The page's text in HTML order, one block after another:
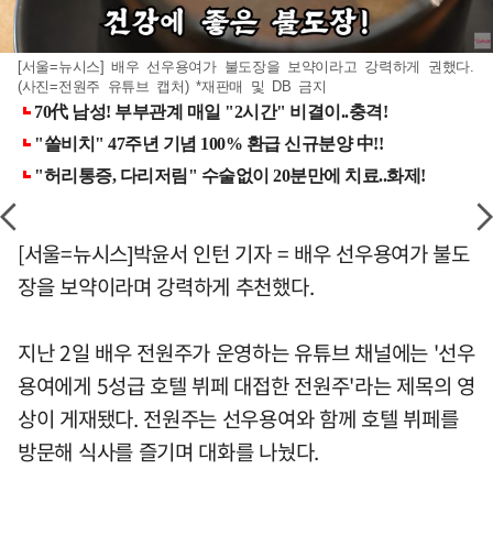
[서울=뉴시스] 배우 선우용여가 불도장을 보약이라고 강력하게 권했다.
(사진=전원주 유튜브 캡처) *재판매 및 DB 금지
[서울=뉴시스]박윤서 인턴 기자 = 배우 선우용여가 불도
장을 보약이라며 강력하게 추천했다.
지난 2일 배우 전원주가 운영하는 유튜브 채널에는 '선우
용여에게 5성급 호텔 뷔페 대접한 전원주'라는 제목의 영
상이 게재됐다. 전원주는 선우용여와 함께 호텔 뷔페를
방문해 식사를 즐기며 대화를 나눴다.